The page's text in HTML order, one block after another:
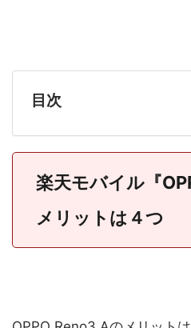
目次
楽天モバイル『
メリットは４つ